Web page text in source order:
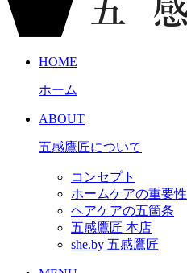
HOME
ホーム
ABOUT
五感鷹匠について
コンセプト
ホームケアの重要性
ヘアケアの五箇条
五感鷹匠 本店
she.by 五感鷹匠